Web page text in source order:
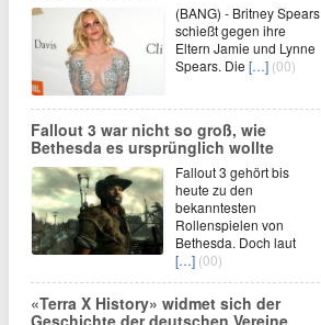
(BANG) - Britney Spears
schießt gegen ihre
Eltern Jamie und Lynne
Spears. Die […] (00)
Fallout 3 war nicht so groß, wie
Bethesda es ursprünglich wollte
Fallout 3 gehört bis
heute zu den
bekanntesten
Rollenspielen von
Bethesda. Doch laut
[…] (00)
«Terra X History» widmet sich der
Geschichte der deutschen Vereine